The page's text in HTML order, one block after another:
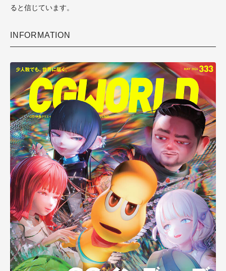
ると信じています。
INFORMATION